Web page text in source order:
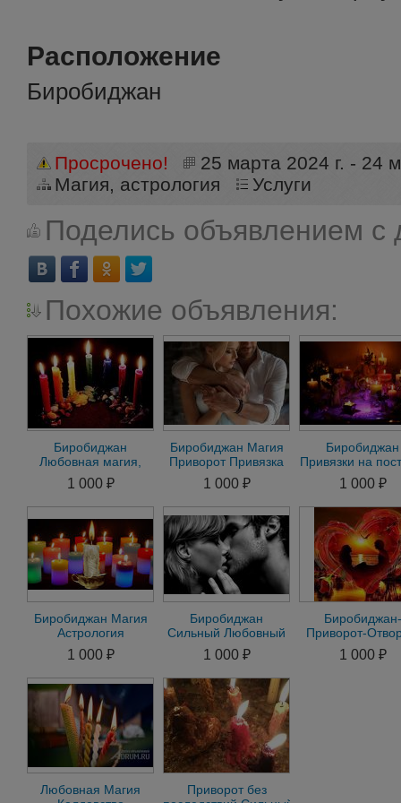
Расположение
Биробиджан
Просрочено!
25 марта 2024 г. - 24
Магия, астрология
Услуги
Поделись объявлением с
Похожие объявления:
Биробиджан
Любовная магия,
Приворот-Отворот-
Привязка-Присушка-
Гадание
1 000 ₽
Биробиджан Магия
Приворот Привязка
Присушка Гадание
1 000 ₽
Биробиджан
Привязки на
присушки.
день1 000 ₽
Биробиджан Магия
Астрология
Семейный Приворот
Любимого Любовная
Магия
1 000 ₽
Биробиджан
Сильный Любовный
Приворот на
Мужчину на
Женщину Гадание
1 000 ₽
Биробиджан-
Приворот-
Присушка-
Гадание-
1 000 ₽
Любовная Магия
Приворот без